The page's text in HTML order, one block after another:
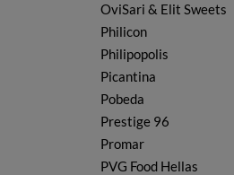
OviSari & Elit Sweets
Philicon
Philipopolis
Picantina
Pobeda
Prestige 96
Promar
PVG Food Hellas